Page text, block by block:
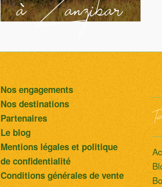
Nos engagements
Nos destinations
Partenaires
Le blog
Mentions légales et politique
de confidentialité
Conditions générales de vente